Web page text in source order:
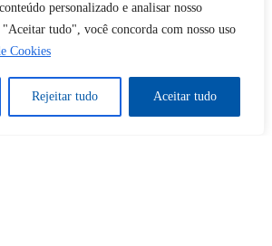
personalizado e analisar nosso
tudo", você concorda com nosso uso
Cookies
Rejeitar tudo Aceitar tudo
esquerda : 0
Sim Não